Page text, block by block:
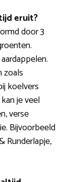
eruit?
door 3
zoals
koelvers
je veel
verse
Bijvoorbeeld
Runderlapje,